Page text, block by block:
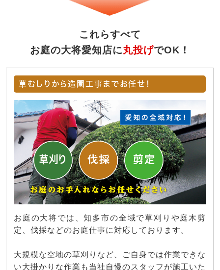
これらすべて
お庭の大将愛知店に丸投げでOK！
草むしりから造園工事までお任せ！
お庭の大将では、知多市の全域で草刈りや庭木剪
定、伐採などのお庭仕事に対応しております。
大規模な空地の草刈りなど、ご自身では作業できな
い大掛かりな作業も当社自慢のスタッフが施工いた